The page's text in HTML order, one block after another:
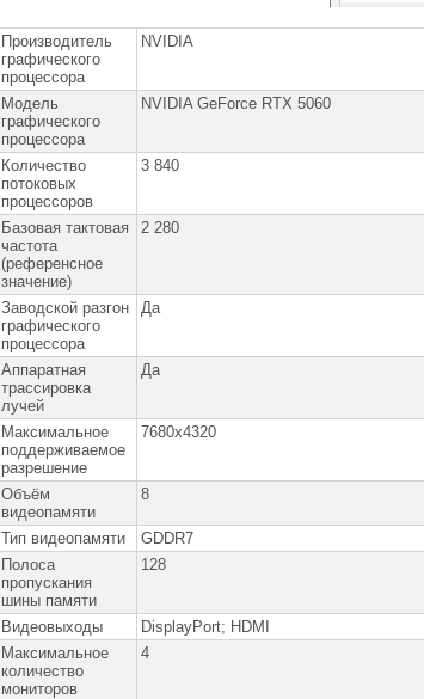
Производитель
графического
процессора
NVIDIA
Модель
графического
процессора
NVIDIA GeForce RTX 5060
Количество
потоковых
процессоров
3 840
Базовая тактовая
частота
(референсное
значение)
2 280
Заводской разгон
графического
процессора
Да
Аппаратная
трассировка
лучей
Да
Максимальное
поддерживаемое
разрешение
7680x4320
Объём
видеопамяти
8
Тип видеопамяти
GDDR7
Полоса
пропускания
шины памяти
128
Видеовыходы
DisplayPort; HDMI
Максимальное
количество
мониторов
4